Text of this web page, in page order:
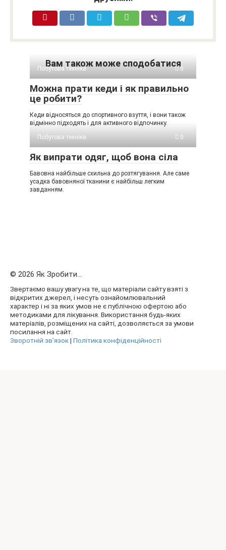
Вам також може сподобатися
Побутова техніка 0
Можна прати кеди і як правильно
це робити?
Кеди відносяться до спортивного взуття, і вони також
відмінно підходять і для активного відпочинку.
Побутова техніка
0
Як випрати одяг, щоб вона сіла
Бавовна найбільше схильна до розтягування. Але саме
усадка бавовняної тканини є найбільш легким
завданням.
© 2026 Як Зробити...
Звертаємо вашу увагу на те, що матеріали сайту взяті з
відкритих джерел, і несуть ознайомлювальний
характер і ні за яких умов не є публічною офертою або
методиками для лікування. Використання будь-яких
матеріалів, розміщених на сайті, дозволяється за умови
посилання на сайт.
Зворотній зв’язок| Політика конфіденційності